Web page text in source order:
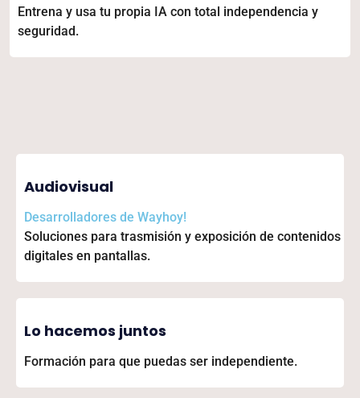
Entrena y usa tu propia IA con total independencia y
seguridad.
Audiovisual
Desarrolladores de Wayhoy!
Soluciones para trasmisión y exposición de contenidos
digitales en pantallas.
Lo hacemos juntos
Formación para que puedas ser independiente.